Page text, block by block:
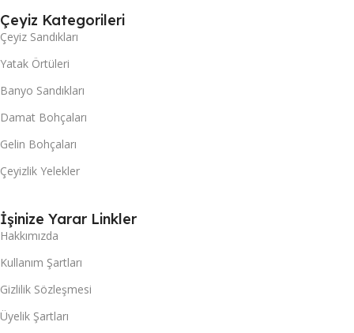
Çeyiz Kategorileri
Çeyiz Sandıkları
Yatak Örtüleri
Banyo Sandıkları
Damat Bohçaları
Gelin Bohçaları
Çeyizlik Yelekler
İşinize Yarar Linkler
Hakkımızda
Kullanım Şartları
Gizlilik Sözleşmesi
Üyelik Şartları